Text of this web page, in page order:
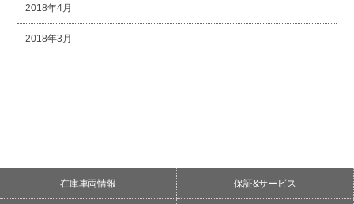
2018年4月
2018年3月
在庫車両情報 保証&サービス